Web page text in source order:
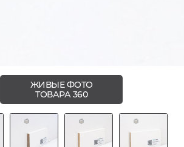
ЖИВЫЕ ФОТО
ТОВАРА 360